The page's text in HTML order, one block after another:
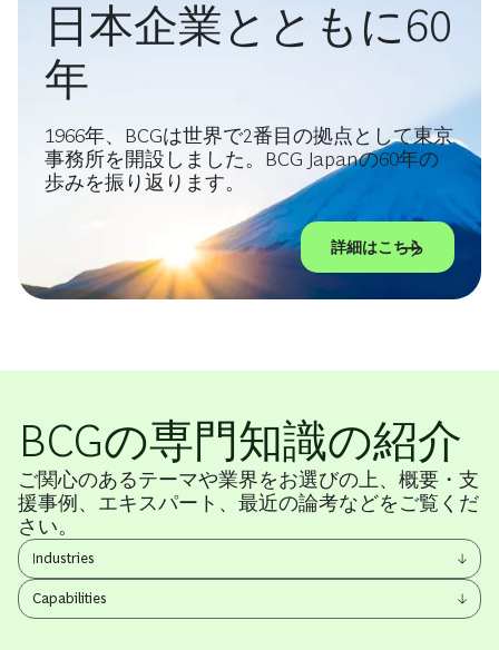
日本企業とともに60
年
1966年、BCGは世界で2番目の拠点として東京
事務所を開設しました。BCG Japanの60年の
歩みを振り返ります。
詳細はこちら
BCGの専門知識の紹介
ご関心のあるテーマや業界をお選びの上、概要・支
援事例、エキスパート、最近の論考などをご覧くだ
さい。
View
other
items
Industries
View
other
Capabilities